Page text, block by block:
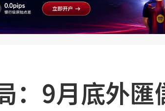
：9月底外匯